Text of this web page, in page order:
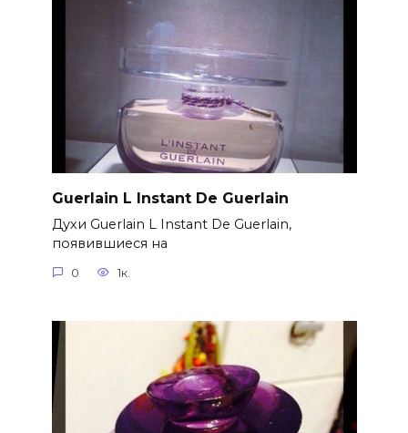
Guerlain L Instant De Guerlain
Духи Guerlain L Instant De Guerlain,
появившиеся на
0 1к.